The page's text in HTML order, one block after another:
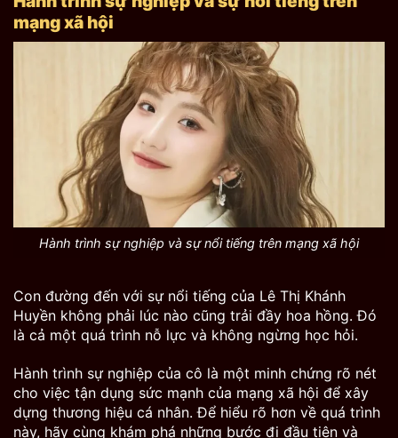
mạng xã hội
Hành trình sự nghiệp và sự nổi tiếng trên mạng xã hội
Con đường đến với sự nổi tiếng của Lê Thị Khánh
Huyền không phải lúc nào cũng trải đầy hoa hồng. Đó
là cả một quá trình nỗ lực và không ngừng học hỏi.
Hành trình sự nghiệp của cô là một minh chứng rõ nét
cho việc tận dụng sức mạnh của mạng xã hội để xây
dựng thương hiệu cá nhân. Để hiểu rõ hơn về quá trình
này, hãy cùng khám phá những bước đi đầu tiên và